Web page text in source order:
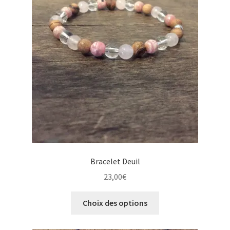
Bracelet Deuil
23,00€
Choix des options